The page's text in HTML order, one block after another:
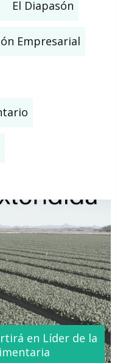
El Diapasón
Empresarial
en Líder de la